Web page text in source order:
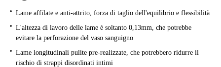
Lame affilate e anti-attrito, forza di taglio dell'equilibrio e flessibilità
L'altezza di lavoro delle lame è soltanto 0,13mm, che potrebbe
evitare la perforazione del vaso sanguigno
Lame longitudinali pulite pre-realizzate, che potrebbero ridurre il
rischio di strappi disordinati intimi